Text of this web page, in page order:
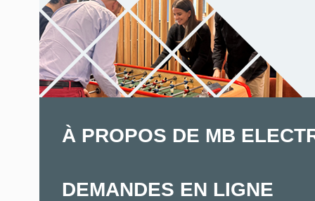
À PROPOS DE MB
DEMANDES EN LIGNE